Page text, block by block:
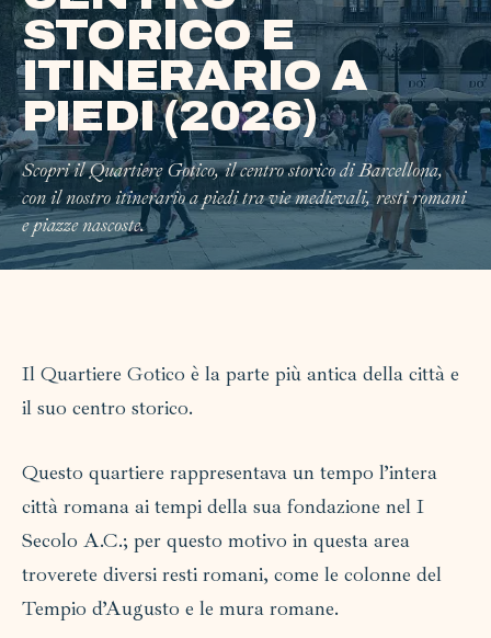
STORICO E
ITINERARIO A
PIEDI (2026)
Scopri il Quartiere Gotico, il centro storico di Barcellona,
con il nostro itinerario a piedi tra vie medievali, resti romani
e piazze nascoste.
Il Quartiere Gotico è la parte più antica della città e
il suo centro storico.
Questo quartiere rappresentava un tempo l’intera
città romana ai tempi della sua fondazione nel I
Secolo A.C.; per questo motivo in questa area
troverete diversi resti romani, come le colonne del
Tempio d’Augusto e le mura romane.